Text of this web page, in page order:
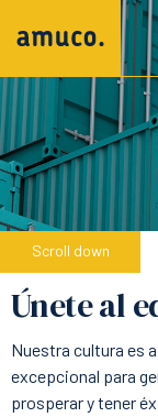
Scroll down
Únete al
Nuestra cultura es
excepcional para
prosperar y tener